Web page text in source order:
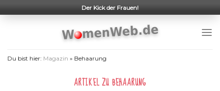
to
Der Kick der Frauen!
Du bist hier: Magazin » Behaarung
ARTIKEL ZU BEHAARUNG